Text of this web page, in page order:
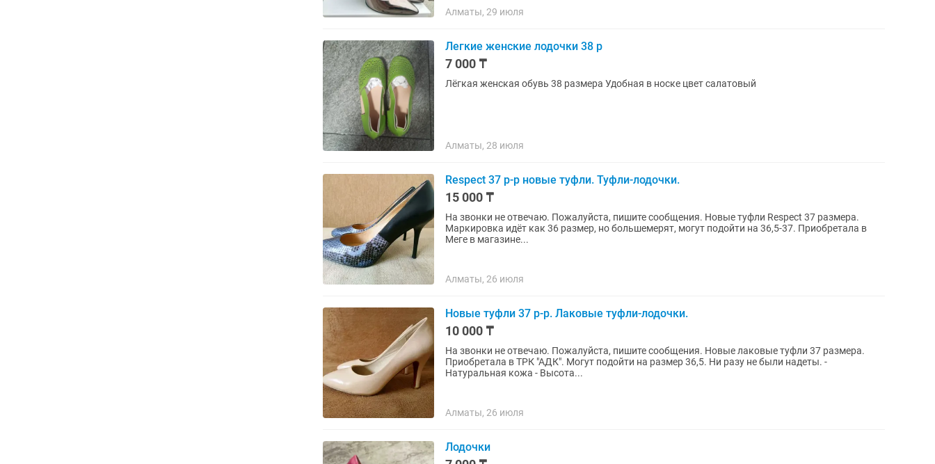
Алматы, 29 июля
Легкие женские лодочки 38 р
7 000 ₸
Лёгкая женская обувь 38 размера Удобная в носке цвет салатовый
Алматы, 28 июля
Respect 37 р-р новые туфли. Туфли-лодочки.
15 000 ₸
На звонки не отвечаю. Пожалуйста, пишите сообщения. Новые туфли Respect 37 размера.
Маркировка идёт как 36 размер, но большемерят, могут подойти на 36,5-37. Приобретала в
Меге в магазине...
Алматы, 26 июля
Новые туфли 37 р-р. Лаковые туфли-лодочки.
10 000 ₸
На звонки не отвечаю. Пожалуйста, пишите сообщения. Новые лаковые туфли 37 размера.
Приобретала в ТРК "АДК". Могут подойти на размер 36,5. Ни разу не были надеты. -
Натуральная кожа - Высота...
Алматы, 26 июля
Лодочки